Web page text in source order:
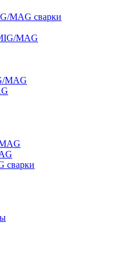
MAG сварки
MAG
MAG
сварки